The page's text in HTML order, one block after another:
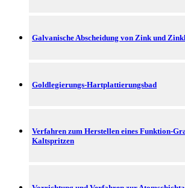
Galvanische Abscheidung von Zink und
Goldlegierungs-Hartplattierungsbad
Verfahren zum Herstellen eines Funktion-
Kaltspritzen